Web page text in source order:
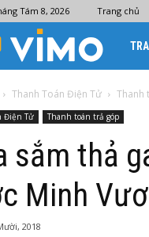
Tám 8, 2026 Trang chủ
điện
Vimo
Thanh Toán Điện Tử Thanh
Điện Tử Thanh toán trả góp
sắm thả
Minh
2018